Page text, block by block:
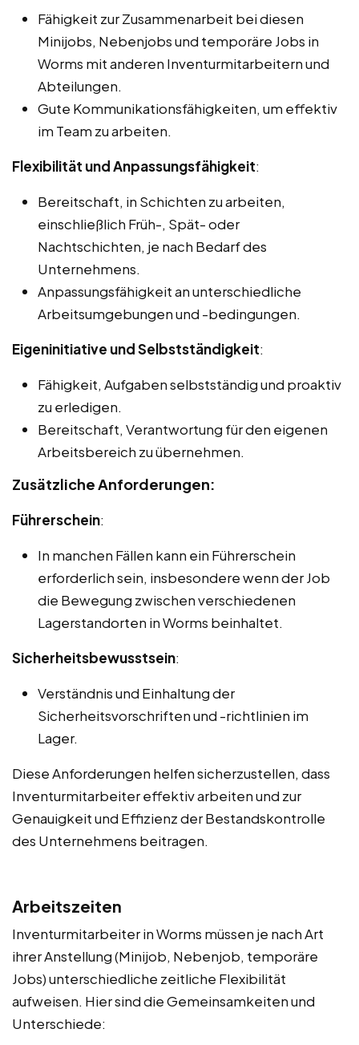
Fähigkeit zur Zusammenarbeit bei diesen
Minijobs, Nebenjobs und temporäre Jobs in
Worms mit anderen Inventurmitarbeitern und
Abteilungen.
Gute Kommunikationsfähigkeiten, um effektiv
im Team zu arbeiten.
Flexibilität und Anpassungsfähigkeit:
Bereitschaft, in Schichten zu arbeiten,
einschließlich Früh-, Spät- oder
Nachtschichten, je nach Bedarf des
Unternehmens.
Anpassungsfähigkeit an unterschiedliche
Arbeitsumgebungen und -bedingungen.
Eigeninitiative und Selbstständigkeit:
Fähigkeit, Aufgaben selbstständig und proaktiv
zu erledigen.
Bereitschaft, Verantwortung für den eigenen
Arbeitsbereich zu übernehmen.
Zusätzliche Anforderungen:
Führerschein:
In manchen Fällen kann ein Führerschein
erforderlich sein, insbesondere wenn der Job
die Bewegung zwischen verschiedenen
Lagerstandorten in Worms beinhaltet.
Sicherheitsbewusstsein:
Verständnis und Einhaltung der
Sicherheitsvorschriften und -richtlinien im
Lager.
Diese Anforderungen helfen sicherzustellen, dass
Inventurmitarbeiter effektiv arbeiten und zur
Genauigkeit und Effizienz der Bestandskontrolle
des Unternehmens beitragen.
Arbeitszeiten
Inventurmitarbeiter in Worms müssen je nach Art
ihrer Anstellung (Minijob, Nebenjob, temporäre
Jobs) unterschiedliche zeitliche Flexibilität
aufweisen. Hier sind die Gemeinsamkeiten und
Unterschiede: